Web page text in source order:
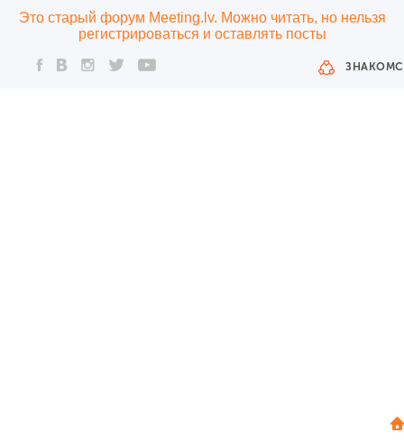
Это старый форум Meeting.lv. Можно читать, но нельзя
регистрироваться и оставлять посты